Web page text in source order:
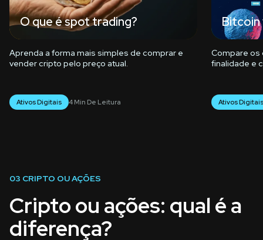
O que é spot trading?
Aprenda a forma mais simples de comprar e
vender cripto pelo preço atual.
Ativos Digitais 4 Min De Leitura
Bitcoin
Compare os
finalidade e
Ativos Digitais
03 CRIPTO OU AÇÕES
Cripto ou ações: qual é a
diferença?